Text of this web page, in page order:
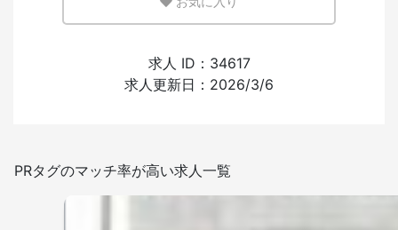
日本語を使う頻度
求人 ID：34617
求人更新日：2026/3/6
PRタグのマッチ率が高い求人一覧